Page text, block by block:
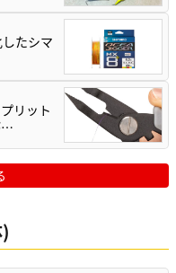
たシマ
リット
…